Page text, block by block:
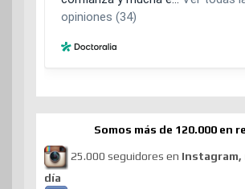
Somos más de 120.000 en
25.000 seguidores en Instagram,
día